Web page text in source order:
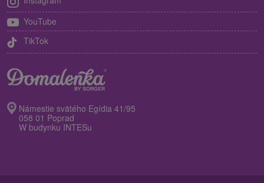
YouTube
TikTok
Námestie svätého Egídia 41/95
058 01 Poprad
W budynku INTESu